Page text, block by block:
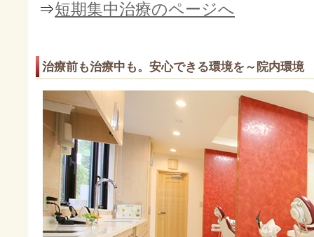
⇒短期集中治療のページへ
治療前も治療中も。安心できる環境を～院内環境